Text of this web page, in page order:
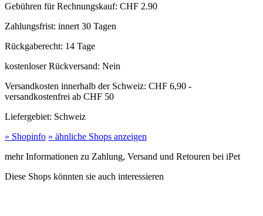
Gebühren für Rechnungskauf: CHF 2.90
Zahlungsfrist: innert 30 Tagen
Rückgaberecht: 14 Tage
kostenloser Rückversand: Nein
Versandkosten innerhalb der Schweiz: CHF 6,90 -
versandkostenfrei ab CHF 50
Liefergebiet: Schweiz
» Shopinfo » ähnliche Shops anzeigen
mehr Informationen zu Zahlung, Versand und Retouren bei iPet
Diese Shops könnten sie auch interessieren